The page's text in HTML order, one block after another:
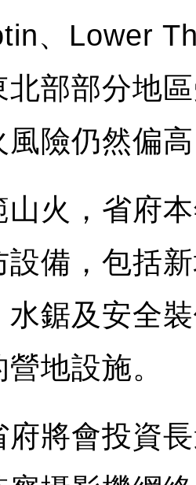
、Lower
北部部分地
風險仍然偏
山火，省府
設備，包括
水鋸及安全
地設施。
府將會投資